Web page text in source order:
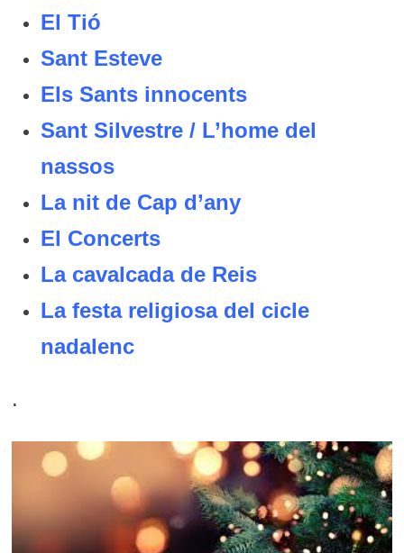
El Tió
Sant Esteve
Els Sants innocents
Sant Silvestre / L’home del
nassos
La nit de Cap d’any
El Concerts
La cavalcada de Reis
La festa religiosa del cicle
nadalenc
.